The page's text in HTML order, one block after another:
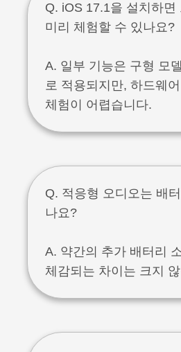
Q. iOS 17.1을 설치하면
미리 체험할 수 있나요?
A. 일부 기능은 구형 모
로 적용되지만, 하드웨
체험이 어렵습니다.
Q. 적응형 오디오는 배
나요?
A. 약간의 추가 배터리
체감되는 차이는 크지